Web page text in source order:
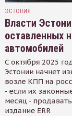
ЭСТОНИЯ
Власти
оставленных
автомобилей
С октября 2025
Эстонии начнет
возле КПП на
- если их
месяц -
издание ERR